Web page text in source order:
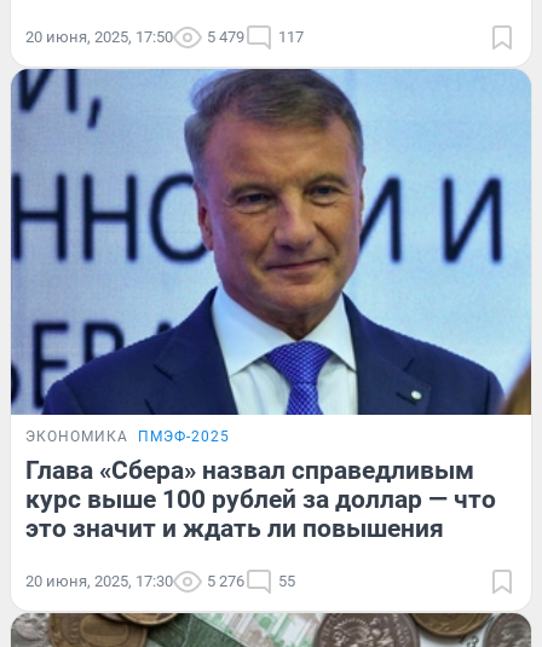
20 июня, 2025, 17:50 5 479 117
ЭКОНОМИКА ПМЭФ-2025
Глава «Сбера» назвал справедливым
курс выше 100 рублей за доллар — что
это значит и ждать ли повышения
20 июня, 2025, 17:30 5 276 55